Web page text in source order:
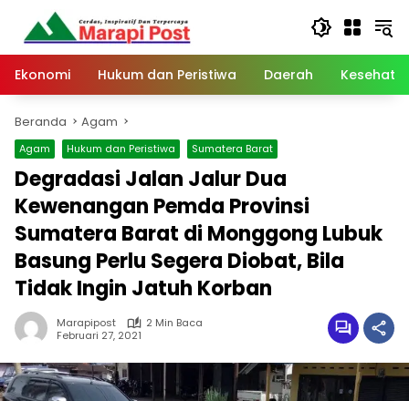
Langsung
konten
Ekonomi
Hukum dan Peristiwa Daerah
Beranda Agam
Agam Hukum dan Peristiwa Sumatera Barat
Degradasi Jalan Jalur Dua
Kewenangan Pemda Provinsi
Sumatera Barat di Monggong Lubuk
Basung Perlu Segera Diobat, Bila
Tidak Ingin Jatuh Korban
Marapipost
2 Min Baca
Februari 27, 2021